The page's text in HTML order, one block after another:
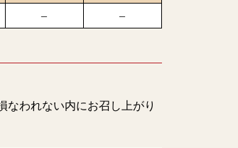
– –
なわれない内にお召し上がり